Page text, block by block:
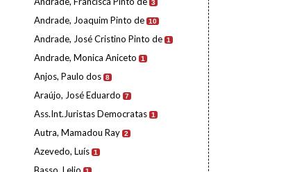
3
Andrade, Joaquim Pinto de 10
Andrade, José Cristino Pinto de 1
Andrade, Monica Aniceto 1
Anjos, Paulo dos 8
Araújo, José Eduardo 7
Ass.Int.Juristas Democratas 1
Autra, Mamadou Ray 2
Azevedo, Luís 1